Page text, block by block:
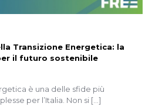
Transizione Energetica: la
il futuro sostenibile
è una delle sfide più
per l’Italia. Non si […]